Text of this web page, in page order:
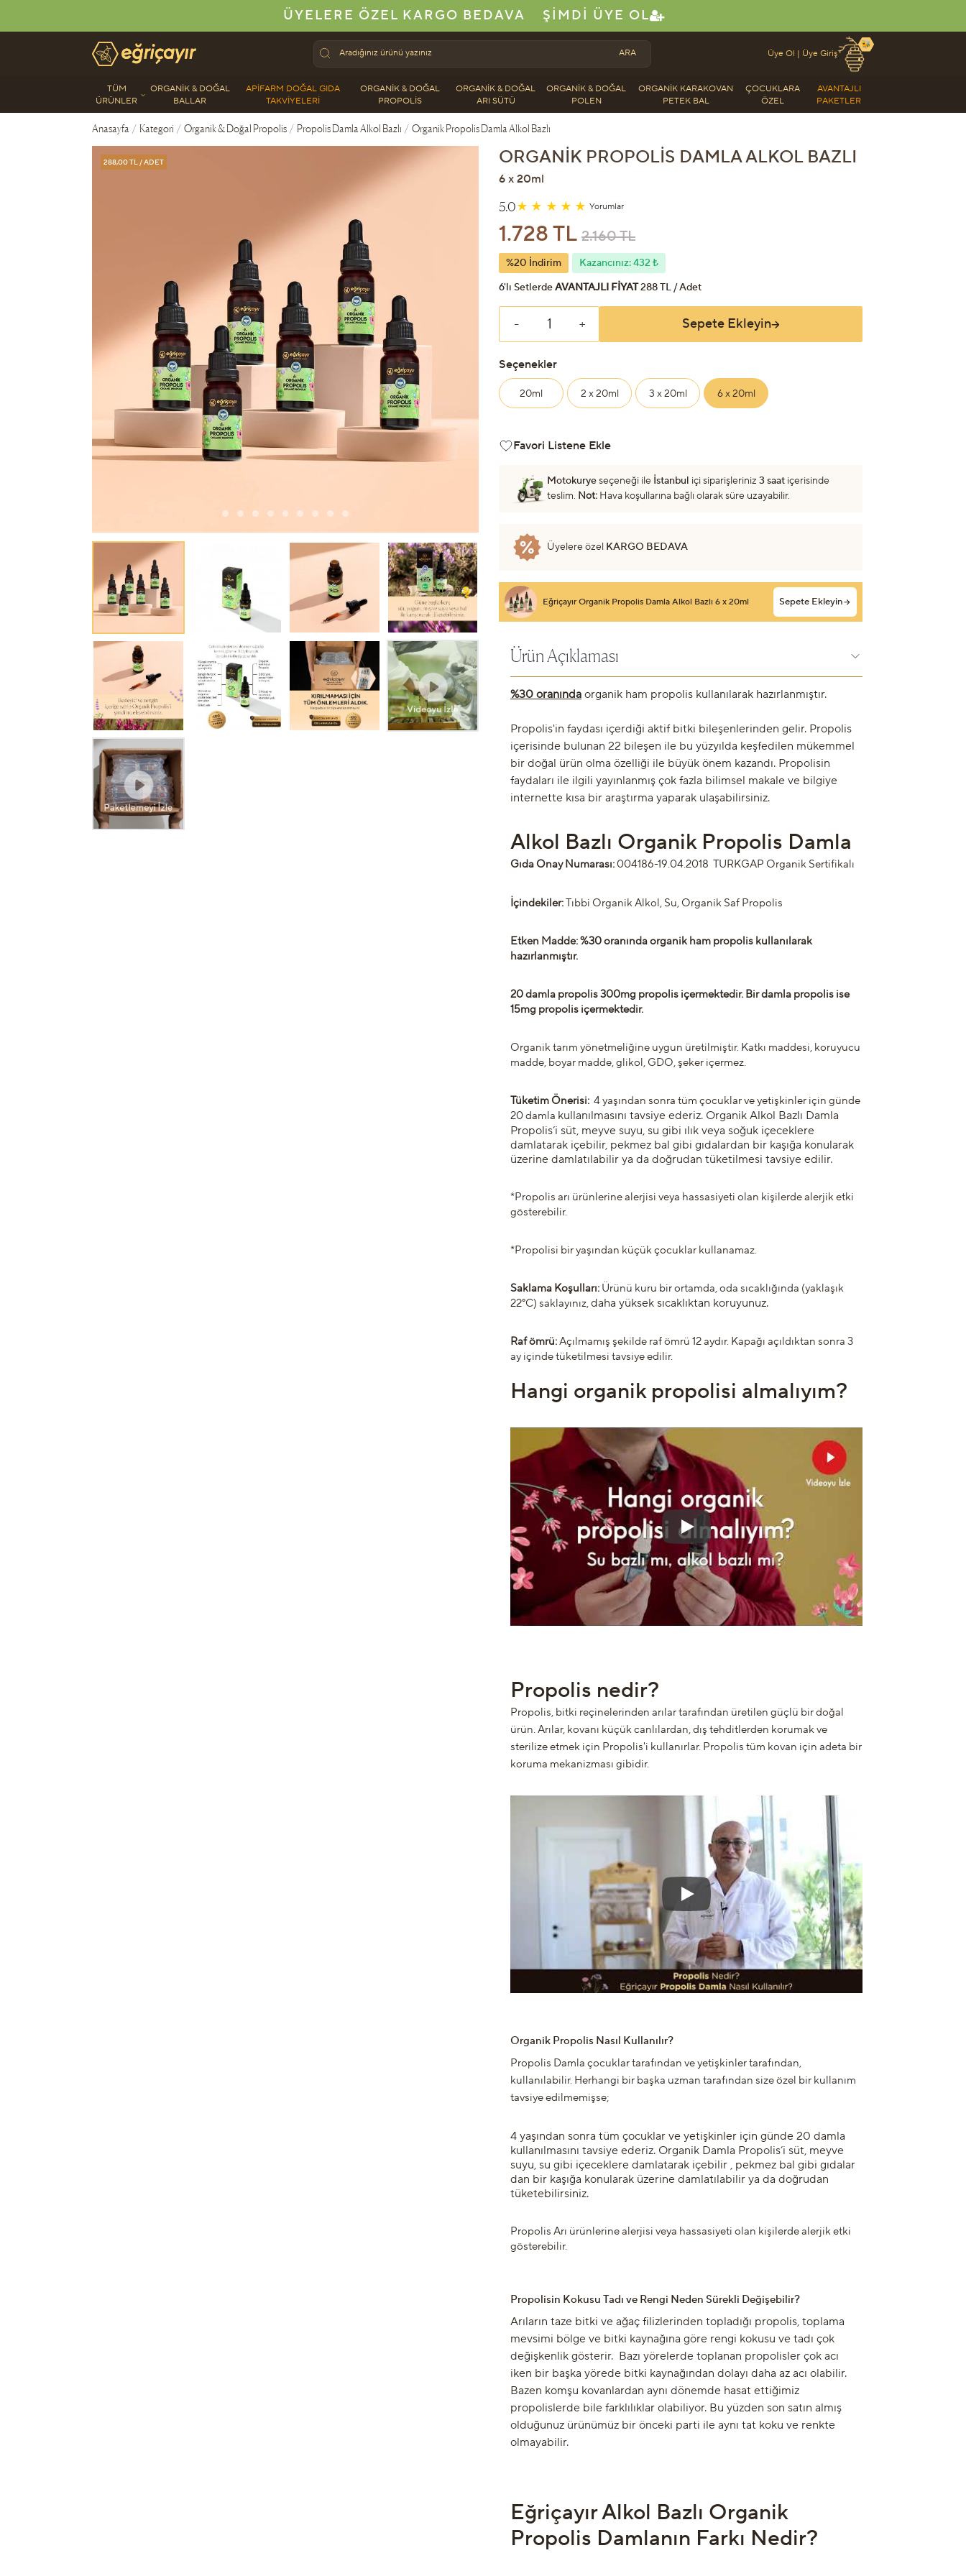
ÜYELERE ÖZEL KARGO BEDAVA ŞIMDI ÜYE OL
Eğriçayır Organik Arı Ürünleri ARA Üye Ol | Üye Giriş
🐝
TÜM
ÜRÜNLER
ORGANIK & DOĞAL
BALLAR
APIFARM DOĞAL GIDA
TAKVIYELERI
ORGANIK & DOĞAL
PROPOLIS
ORGANIK & DOĞAL
ARI SÜTÜ
ORGANIK & DOĞAL
POLEN
ORGANIK KARAKOVAN
PETEK BAL
ÇOCUKLARA
ÖZEL
AVANTAJLI
PAKETLER
Anasayfa / Kategori / Organik & Doğal Propolis / Propolis Damla Alkol Bazlı / Organik Propolis Damla Alkol Bazlı
288,00 TL / ADET ORGANIK PROPOLIS DAMLA ALKOL BAZLI
6 x 20ml
5.0 Yorumlar
1.728 TL 2.160 TL
%20 İndirim
Kazancınız: 432 ₺
6'lı SetlerdeAVANTAJLI FİYAT288 TL / Adet
- + Sepete Ekleyin
Seçenekler
20ml 2 x 20ml 3 x 20ml 6 x 20ml
Favori Listene Ekle
Motokuryeseçeneği ile İstanbul içi siparişleriniz 3 saat içerisinde
teslim. Not: Hava koşullarına bağlı olarak süre uzayabilir.
Üyelere özel KARGO BEDAVA
Eğriçayır Organik Propolis Damla Alkol Bazlı 6 x 20ml Sepete Ekleyin
Ürün Açıklaması
%30 oranında organik ham propolis kullanılarak hazırlanmıştır.
Propolis'in faydası içerdiği aktif bitki bileşenlerinden gelir. Propolis
içerisinde bulunan 22 bileşen ile bu yüzyılda keşfedilen mükemmel
bir doğal ürün olma özelliği ile büyük önem kazandı. Propolisin
faydaları ile ilgili yayınlanmış çok fazla bilimsel makale ve bilgiye
internette kısa bir araştırma yaparak ulaşabilirsiniz.
Alkol Bazlı Organik Propolis Damla
Gıda Onay Numarası:004186-19.04.2018 TURKGAP Organik Sertifikalı
İçindekiler:Tıbbi Organik Alkol, Su, Organik Saf Propolis
Etken Madde:%30 oranında organik ham propolis kullanılarak
hazırlanmıştır.
20 damla propolis 300mg propolis içermektedir. Bir damla propolis ise
15mg propolis içermektedir.
Organik tarım yönetmeliğine uygun üretilmiştir. Katkı maddesi, koruyucu
madde, boyar madde, glikol, GDO, şeker içermez.
Tüketim Önerisi: 4 yaşından sonra tüm çocuklar ve yetişkinler için günde
20 damla kullanılmasını tavsiye ederiz. Organik Alkol Bazlı Damla
Propolis’i süt, meyve suyu, su gibi ılık veya soğuk içeceklere
damlatarak içebilir, pekmez bal gibi gıdalardan bir kaşığa konularak
üzerine damlatılabilir ya da doğrudan tüketilmesi tavsiye edilir.
*Propolis arı ürünlerine alerjisi veya hassasiyeti olan kişilerde alerjik etki
gösterebilir.
*Propolisi bir yaşından küçük çocuklar kullanamaz.
Saklama Koşulları: Ürünü kuru bir ortamda, oda sıcaklığında (yaklaşık
22°C) saklayınız,daha yüksek sıcaklıktan koruyunuz.
Raf ömrü:Açılmamış şekilde raf ömrü 12 aydır. Kapağı açıldıktan sonra 3
ay içindetüketilmesi tavsiye edilir.
Hangi organik propolisi almalıyım?
Play
Propolis nedir?
Propolis, bitki reçinelerinden arılar tarafından üretilen güçlü bir doğal
ürün. Arılar, kovanı küçük canlılardan, dış tehditlerden korumak ve
sterilize etmek için Propolis'i kullanırlar. Propolis tüm kovan için adeta bir
koruma mekanizması gibidir.
Play
Organik Propolis Nasıl Kullanılır?
Propolis Damla çocuklar tarafından ve yetişkinler tarafından,
kullanılabilir. Herhangi bir başka uzman tarafından size özel bir kullanım
tavsiye edilmemişse;
4 yaşından sonra tüm çocuklar ve yetişkinler için günde 20 damla
kullanılmasını tavsiye ederiz. Organik Damla Propolis’i süt, meyve
suyu, su gibi içeceklere damlatarak içebilir , pekmez bal gibi gıdalar
dan bir kaşığa konularak üzerine damlatılabilir ya da doğrudan
tüketebilirsiniz.
Propolis Arı ürünlerine alerjisi veya hassasiyeti olan kişilerde alerjik etki
gösterebilir.
Propolisin Kokusu Tadı ve Rengi Neden Sürekli Değişebilir?
Arıların taze bitki ve ağaç filizlerinden topladığı propolis, toplama
mevsimi bölge ve bitki kaynağına göre rengi kokusu ve tadı çok
değişkenlik gösterir. Bazı yörelerde toplanan propolisler çok acı
iken bir başka yörede bitki kaynağından dolayı daha az acı olabilir.
Bazen komşu kovanlardan aynı dönemde hasat ettiğimiz
propolislerde bile farklılıklar olabiliyor. Bu yüzden son satın almış
olduğunuz ürünümüz bir önceki parti ile aynı tat koku ve renkte
olmayabilir.
Eğriçayır Alkol Bazlı Organik
Propolis Damlanın Farkı Nedir?